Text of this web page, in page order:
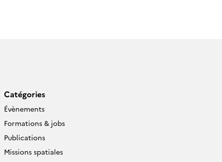
Catégories
Évènements
Formations & jobs
Publications
Missions spatiales